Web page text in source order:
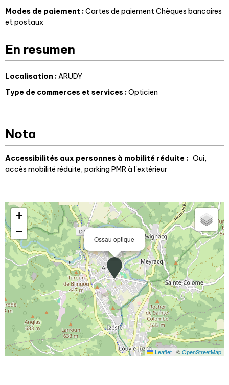
Modes de paiement :Cartes de paiementChèques bancaires
et postaux
En resumen
Localisation :ARUDY
Type de commerces et services :Opticien
Nota
Accessibilités aux personnes à mobilité réduite : Oui
accès mobilité réduite, parking PMR à l'extérieur
Ossau optique
+
−
Leaflet | ©OpenStreetMap